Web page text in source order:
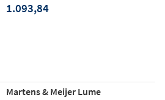
1.093,84
Martens & Meijer Lume